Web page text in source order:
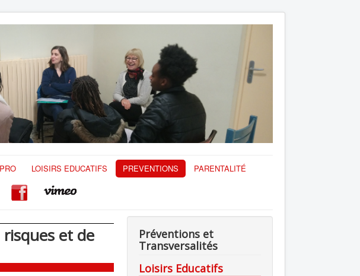
LOISIRS EDUCATIFS PREVENTIONS
PARENTALITÉ
et de
Préventions et
Transversalités
Loisirs Educatifs